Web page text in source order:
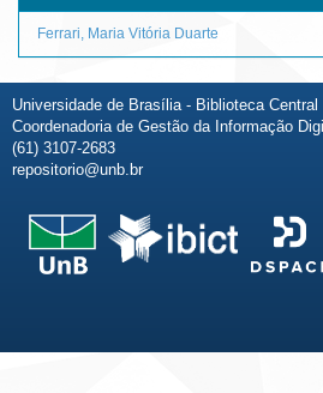
Ferrari, Maria Vitória Duarte
Universidade de Brasília - Biblioteca Central
Coordenadoria de Gestão da Informação
(61) 3107-2683
repositorio@unb.br